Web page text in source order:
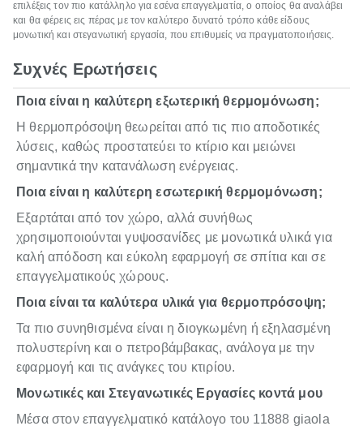
επιλέξεις τον πιο κατάλληλο για εσένα επαγγελματία, ο οποίος θα αναλάβει
και θα φέρεις εις πέρας με τον καλύτερο δυνατό τρόπο κάθε είδους
μονωτική και στεγανωτική εργασία, που επιθυμείς να πραγματοποιήσεις.
Συχνές Ερωτήσεις
Ποια είναι η καλύτερη εξωτερική θερμομόνωση;
Η θερμοπρόσοψη θεωρείται από τις πιο αποδοτικές
λύσεις, καθώς προστατεύει το κτίριο και μειώνει
σημαντικά την κατανάλωση ενέργειας.
Ποια είναι η καλύτερη εσωτερική θερμομόνωση;
Εξαρτάται από τον χώρο, αλλά συνήθως
χρησιμοποιούνται γυψοσανίδες με μονωτικά υλικά για
καλή απόδοση και εύκολη εφαρμογή σε σπίτια και σε
επαγγελματικούς χώρους.
Ποια είναι τα καλύτερα υλικά για θερμοπρόσοψη;
Τα πιο συνηθισμένα είναι η διογκωμένη ή εξηλασμένη
πολυστερίνη και ο πετροβάμβακας, ανάλογα με την
εφαρμογή και τις ανάγκες του κτιρίου.
Μονωτικές και Στεγανωτικές Εργασίες κοντά μου
Μέσα στον επαγγελματικό κατάλογο του 11888 giaola